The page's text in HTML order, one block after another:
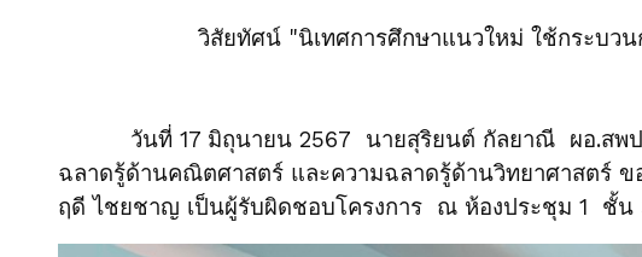
วิสัยทัศน์ "นิเทศการศึกษาแนวใหม่ ใช้กระบว
วันที่ 17 มิถุนายน 2567 นายสุริยนต์ กัลยาณี ผอ.สพป.จั
ฉลาดรู้ด้านคณิตศาสตร์ และความฉลาดรู้ด้านวิทยาศาสตร์
ฤดี ไชยชาญ เป็นผู้รับผิดชอบโครงการ ณ ห้องประชุม 1 ชั้น